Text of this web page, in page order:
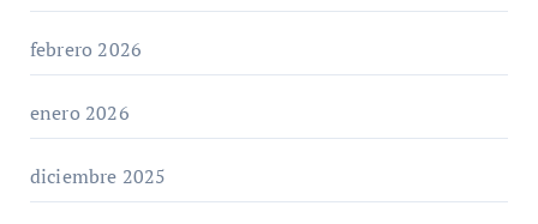
febrero 2026
enero 2026
diciembre 2025